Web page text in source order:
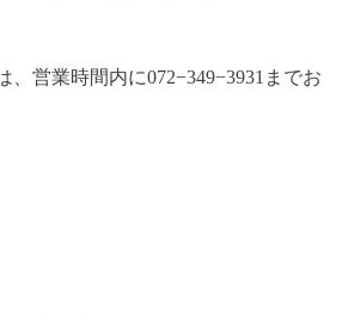
営業時間内に072−349−3931までお